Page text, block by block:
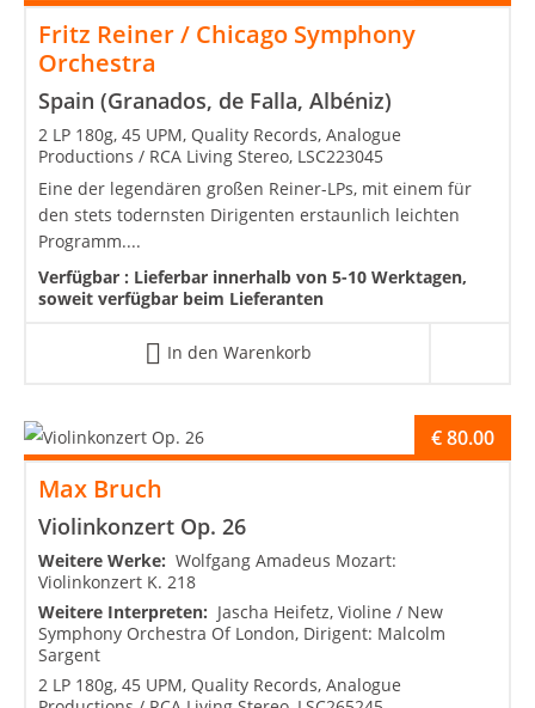
Fritz Reiner / Chicago Symphony
Orchestra
Spain (Granados, de Falla, Albéniz)
2 LP 180g, 45 UPM, Quality Records, Analogue
Productions / RCA Living Stereo, LSC223045
Eine der legendären großen Reiner-LPs, mit einem für
den stets todernsten Dirigenten erstaunlich leichten
Programm....
Verfügbar : Lieferbar innerhalb von 5-10 Werktagen,
soweit verfügbar beim Lieferanten
In den Warenkorb
Max Bruch
Violinkonzert Op. 26
€80.00
Weitere Werke: Wolfgang Amadeus Mozart:
Violinkonzert K. 218
Weitere Interpreten: Jascha Heifetz, Violine / New
Symphony Orchestra Of London, Dirigent: Malcolm
Sargent
2 LP 180g, 45 UPM, Quality Records, Analogue